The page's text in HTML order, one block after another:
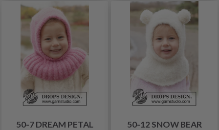
50-7 DREAM PETAL
50-12 SNOW BEAR